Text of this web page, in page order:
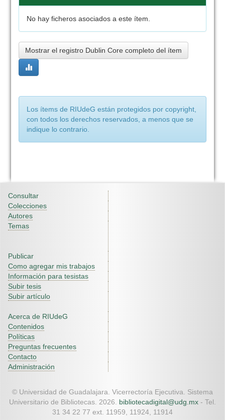
No hay ficheros asociados a este ítem.
Mostrar el registro Dublin Core completo del ítem
Los ítems de RIUdeG están protegidos por copyright,
con todos los derechos reservados, a menos que se
indique lo contrario.
Consultar
Colecciones
Autores
Temas
Publicar
Como agregar mis trabajos
Información para tesistas
Subir tesis
Subir artículo
Acerca de RIUdeG
Contenidos
Políticas
Preguntas frecuentes
Contacto
Administración
© Universidad de Guadalajara. Vicerrectoría Ejecutiva. Sistema
Universitario de Bibliotecas. 2026. bibliotecadigital@udg.mx - Tel.
31 34 22 77 ext. 11959, 11924, 11914